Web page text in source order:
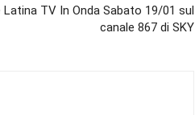
Latina TV In Onda Sabato 19/01 sul
canale 867 di SKY